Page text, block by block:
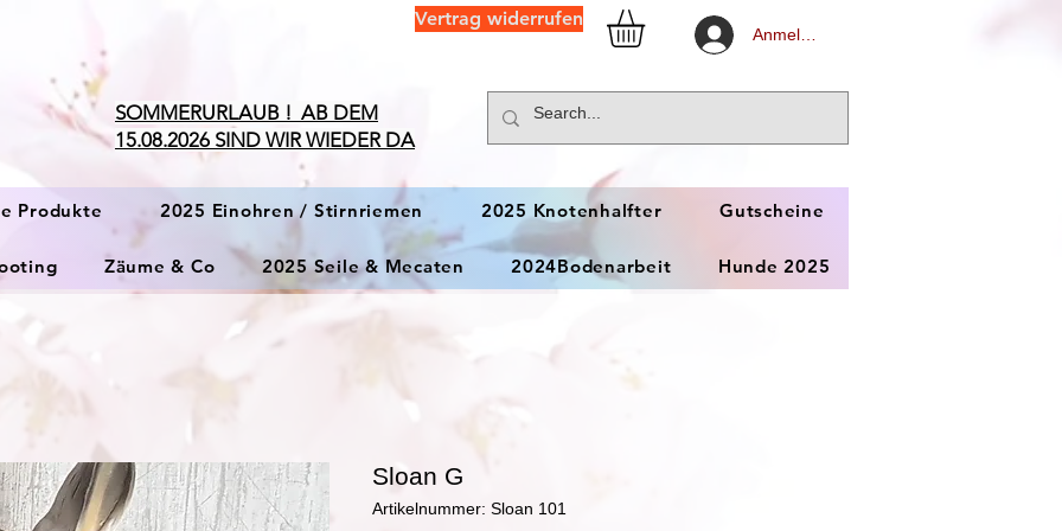
Vertrag widerrufen
Anmelden
​SOMMERURLAUB ! AB DEM
15.08.2026 SIND WIR WIEDER DA
Produkte 2025 Einohren / Stirnriemen 2025 Knotenhalfter Gutscheine
Zäume & Co 2025 Seile & Mecaten 2024Bodenarbeit Hunde 2025
Sloan G
Artikelnummer: Sloan 101